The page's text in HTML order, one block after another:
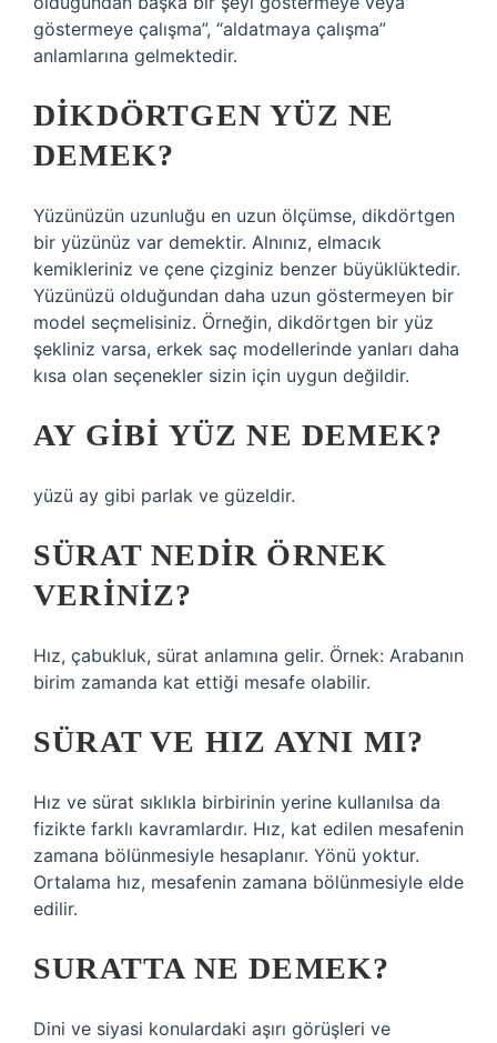
göstermeye çalışma”, “aldatmaya çalışma”
anlamlarına gelmektedir.
DIKDÖRTGEN YÜZ NE
DEMEK?
Yüzünüzün uzunluğu en uzun ölçümse, dikdörtgen
bir yüzünüz var demektir. Alnınız, elmacık
kemikleriniz ve çene çizginiz benzer büyüklüktedir.
Yüzünüzü olduğundan daha uzun göstermeyen bir
model seçmelisiniz. Örneğin, dikdörtgen bir yüz
şekliniz varsa, erkek saç modellerinde yanları daha
kısa olan seçenekler sizin için uygun değildir.
AY GIBI YÜZ NE DEMEK?
yüzü ay gibi parlak ve güzeldir.
SÜRAT NEDIR ÖRNEK
VERINIZ?
Hız, çabukluk, sürat anlamına gelir. Örnek: Arabanın
birim zamanda kat ettiği mesafe olabilir.
SÜRAT VE HIZ AYNI MI?
Hız ve sürat sıklıkla birbirinin yerine kullanılsa da
fizikte farklı kavramlardır. Hız, kat edilen mesafenin
zamana bölünmesiyle hesaplanır. Yönü yoktur.
Ortalama hız, mesafenin zamana bölünmesiyle elde
edilir.
SURATTA NE DEMEK?
Dini ve siyasi konulardaki aşırı görüşleri ve